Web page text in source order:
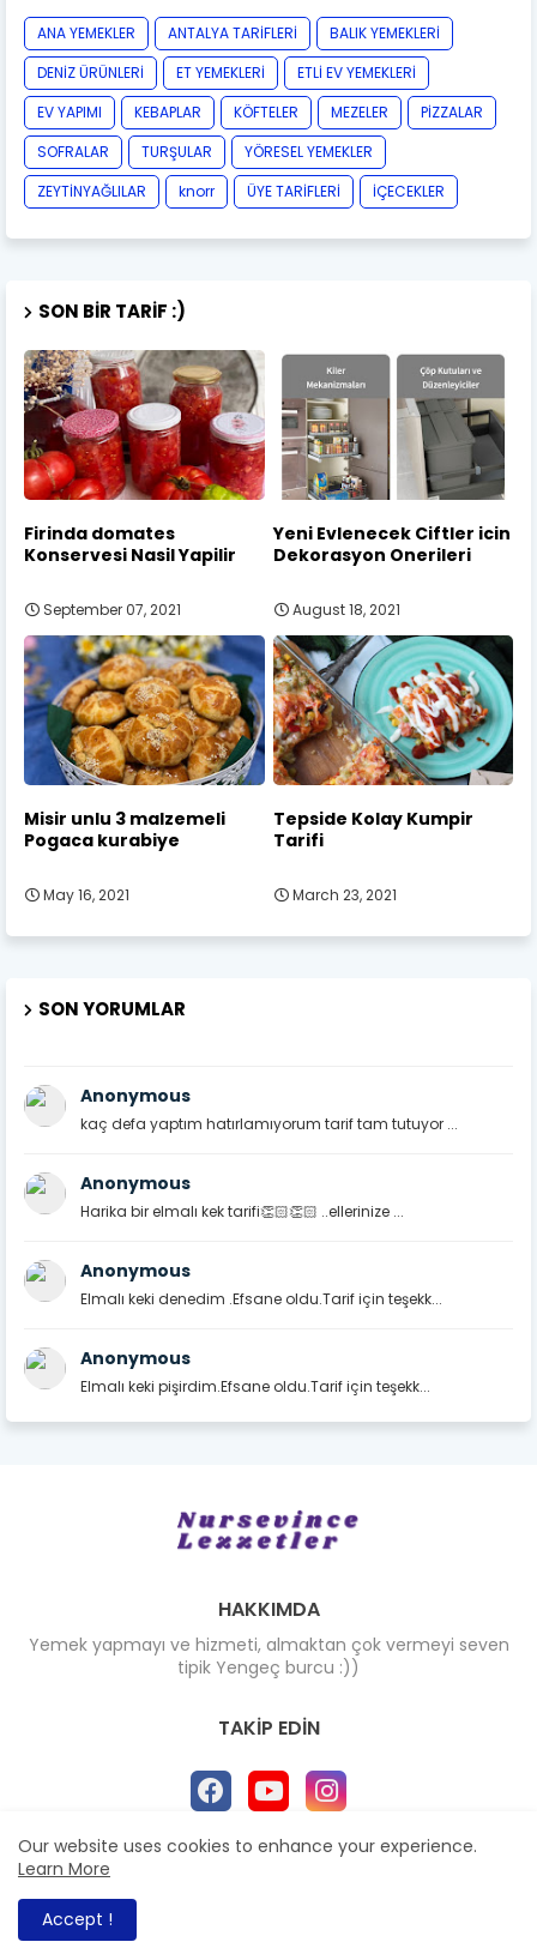
ANA YEMEKLER ANTALYA TARİFLERİ
BALIK YEMEKLERİ
DENİZ ÜRÜNLERİ
ET YEMEKLERİ
ETLİ EV YEMEKLERİ
EV YAPIMI
KEBAPLAR KÖFTELER MEZELER
PİZZALAR
SOFRALAR
TURŞULAR
YÖRESEL YEMEKLER
ZEYTİNYAĞLILAR
knorr ÜYE TARİFLERİ İÇECEKLER
SON BIR TARIF :)
Firinda domates
Konservesi Nasil Yapilir
September 07, 2021
Yeni Evlenecek Ciftler icin
Dekorasyon Onerileri
August 18, 2021
Misir unlu 3 malzemeli
Pogaca kurabiye
May 16, 2021
Tepside Kolay Kumpir
Tarifi
March 23, 2021
SON YORUMLAR
Anonymous
kaç defa yaptım hatırlamıyorum tarif tam tutuyor ...
Anonymous
Harika bir elmalı kek tarifi👏🏻👏🏻 ..ellerinize ...
Anonymous
Elmalı keki denedim .Efsane oldu.Tarif için teşekk...
Anonymous
Elmalı keki pişirdim.Efsane oldu.Tarif için teşekk...
HAKKIMDA
Yemek yapmayı ve hizmeti, almaktan çok vermeyi seven
tipik Yengeç burcu :))
TAKIP EDIN
Our website uses cookies to enhance your experience.
Learn More
Accept !